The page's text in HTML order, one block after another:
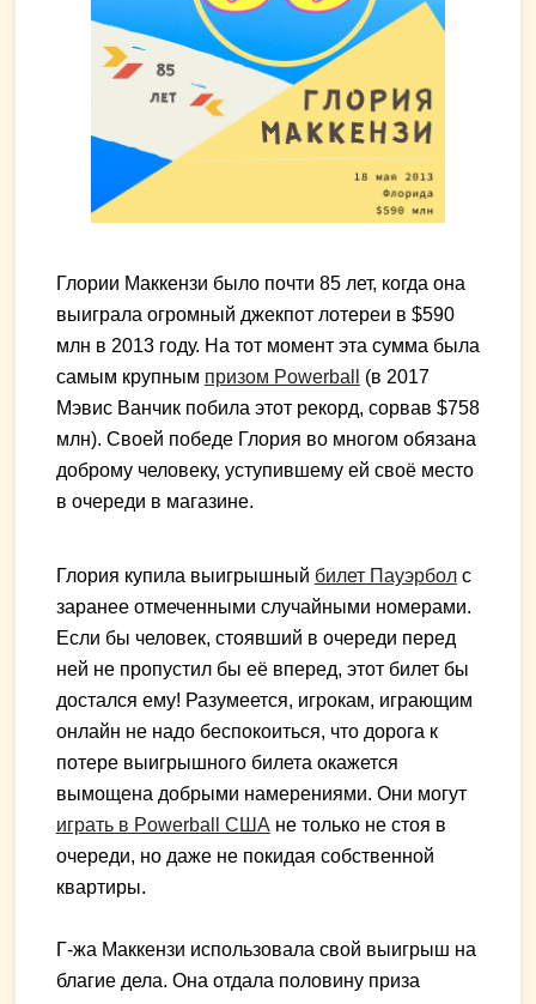
Глории Маккензи было почти 85 лет, когда она
выиграла огромный джекпот лотереи в $590
млн в 2013 году. На тот момент эта сумма была
самым крупным призом Powerball
(в 2017
Мэвис Ванчик побила этот рекорд, сорвав $758
млн). Своей победе Глория во многом обязана
доброму человеку, уступившему ей своё место
в очереди в магазине.
Глория купила выигрышный билет Пауэрболс
заранее отмеченными случайными номерами.
Если бы человек, стоявший в очереди перед
ней не пропустил бы её вперед, этот билет бы
достался ему! Разумеется, игрокам, играющим
онлайн не надо беспокоиться, что дорога к
потере выигрышного билета окажется
вымощена добрыми намерениями. Они могут
играть в Powerball США не только не стоя в
очереди, но даже не покидая собственной
квартиры.
Г-жа Маккензи использовала свой выигрыш на
благие дела. Она отдала половину приза